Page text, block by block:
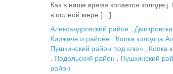
Как в наше время копается
в полной мере […]
Александровский район
Киржаче и районе
Копка колодца
Пушкинский район под ключ
Копка
Подольский район Пушкинский
район